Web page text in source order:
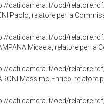
dati.camera.it/ocd/
Paolo, relatore per la
dati.camera.it/ocd/
Micaela, relatore per la
dati.camera.it/ocd/
Massimo Enrico, relatore
dati.camera.it/ocd/